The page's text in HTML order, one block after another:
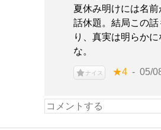
夏休み明けには名
話休題。結局この
り、真実は明らか
な。
ナイス ★4 05/